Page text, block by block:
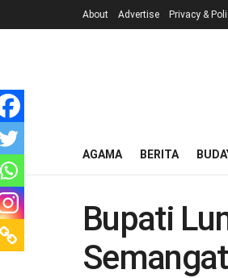
About Advertise Privacy &
AGAMA BERITA
Bupati